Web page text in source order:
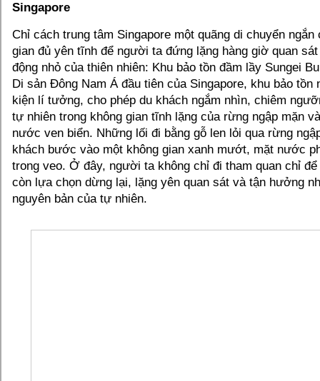
Singapore
Chỉ cách trung tâm Singapore một quãng di chuyển ngắn
gian đủ yên tĩnh để người ta đứng lặng hàng giờ quan
động nhỏ của thiên nhiên: Khu bảo tồn đầm lầy Sungei
Di sản Đông Nam Á đầu tiên của Singapore, khu bảo tồn
kiện lí tưởng, cho phép du khách ngắm nhìn, chiêm
tự nhiên trong không gian tĩnh lặng của rừng ngập mặn
nước ven biển. Những lối đi bằng gỗ len lỏi qua rừng
khách bước vào một không gian xanh mướt, mặt nước
trong veo. Ở đây, người ta không chỉ đi tham quan chỉ để
còn lựa chọn dừng lại, lặng yên quan sát và tận hưởng
nguyên bản của tự nhiên.